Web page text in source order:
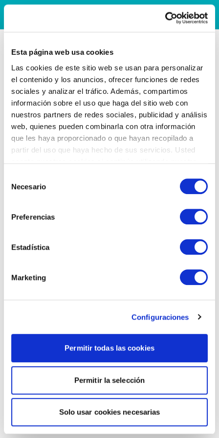
Esta página web usa cookies
Las cookies de este sitio web se usan para personalizar
el contenido y los anuncios, ofrecer funciones de redes
sociales y analizar el tráfico. Además, compartimos
información sobre el uso que haga del sitio web con
nuestros partners de redes sociales, publicidad y análisis
web, quienes pueden combinarla con otra información
que les haya proporcionado o que hayan recopilado a
partir del uso que haya hecho de sus servicios. Usted
Necesario
Preferencias
Estadística
Marketing
Configuraciones
Permitir todas las cookies
Permitir la selección
Solo usar cookies necesarias